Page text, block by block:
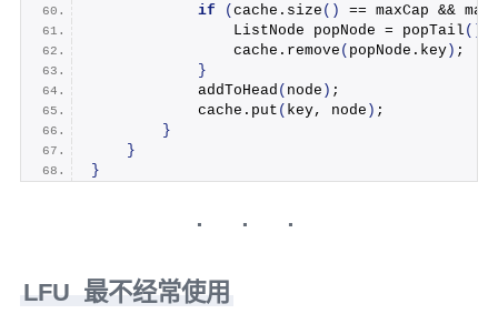
if
( cache. size ()
== maxCap &&
                ListNode popNode =
popTail ()
                cache.
remove ( popNode. key) ;
}
addToHead ( node ) ;
            cache.
put ( key, node ) ;
}
}
}
LFU 最不经常使用